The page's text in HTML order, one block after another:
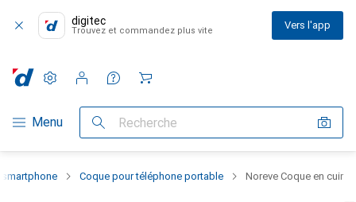
digitec
Trouvez et commandez plus vite Vers l'app
Navigation par catégorie
Menu Recherche
Paramètres
Compte client
Listes de comparaison
Listes d'envies
Panier
Coque pour téléphone portable Noreve Coque en cuir